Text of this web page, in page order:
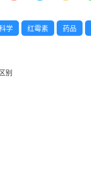
学 红霉素 药品
别